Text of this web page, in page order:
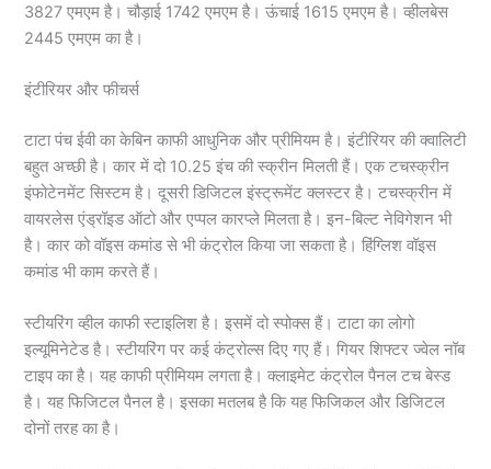
3827 एमएम है। चौड़ाई 1742 एमएम है। ऊंचाई 1615 एमएम है। व्हीलबेस
2445 एमएम का है।
इंटीरियर और फीचर्स
टाटा पंच ईवी का केबिन काफी आधुनिक और प्रीमियम है। इंटीरियर की क्वालिटी
बहुत अच्छी है। कार में दो 10.25 इंच की स्क्रीन मिलती हैं। एक टचस्क्रीन
इंफोटेनमेंट सिस्टम है। दूसरी डिजिटल इंस्ट्रूमेंट क्लस्टर है। टचस्क्रीन में
वायरलेस एंड्रॉइड ऑटो और एप्पल कारप्ले मिलता है। इन-बिल्ट नेविगेशन भी
है। कार को वॉइस कमांड से भी कंट्रोल किया जा सकता है। हिंग्लिश वॉइस
कमांड भी काम करते हैं।
स्टीयरिंग व्हील काफी स्टाइलिश है। इसमें दो स्पोक्स हैं। टाटा का लोगो
इल्यूमिनेटेड है। स्टीयरिंग पर कई कंट्रोल्स दिए गए हैं। गियर शिफ्टर ज्वेल नॉब
टाइप का है। यह काफी प्रीमियम लगता है। क्लाइमेट कंट्रोल पैनल टच बेस्ड
है। यह फिजिटल पैनल है। इसका मतलब है कि यह फिजिकल और डिजिटल
दोनों तरह का है।